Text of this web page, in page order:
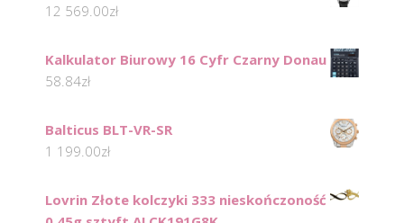
12 569.00zł
Kalkulator Biurowy 16 Cyfr Czarny Donau
58.84zł
Balticus BLT-VR-SR
1 199.00zł
Lovrin Złote kolczyki 333 nieskończoność